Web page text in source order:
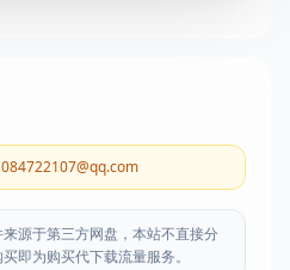
源于第三方网盘，本站不直接分
即为购买代下载流量服务。